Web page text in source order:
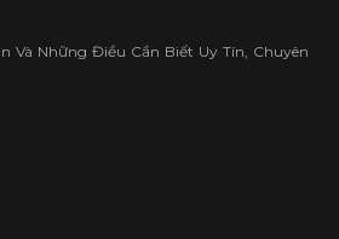
Và Những Điều Cần Biết Uy Tín, Chuyên